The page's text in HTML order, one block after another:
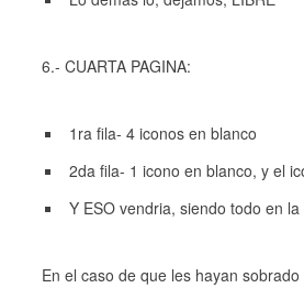
6.- CUARTA PAGINA:
1ra fila- 4 iconos en blanco
2da fila- 1 icono en blanco, y el
Y ESO vendria, siendo todo en
En el caso de que les hayan